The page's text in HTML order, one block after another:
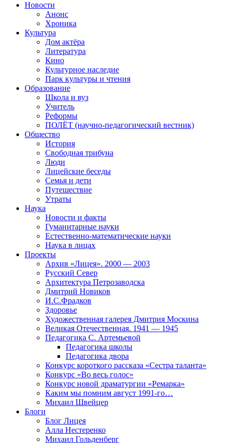
Новости
Анонс
Хроника
Культура
Дом актёра
Литература
Кино
Культурное наследие
Парк культуры и чтения
Образование
Школа и вуз
Учитель
Реформы
ПОЛЁТ (научно-педагогический вестник)
Общество
История
Свободная трибуна
Люди
Лицейские беседы
Семья и дети
Путешествие
Утраты
Наука
Новости и факты
Гуманитарные науки
Естественно-математические науки
Наука в лицах
Проекты
Архив «Лицея». 2000 — 2003
Русский Север
Архитектура Петрозаводска
Дмитрий Новиков
И.С.Фрадков
Здоровье
Художественная галерея Дмитрия Москина
Великая Отечественная. 1941 — 1945
Педагогика С. Артемьевой
Педагогика школы
Педагогика двора
Конкурс короткого рассказа «Сестра таланта»
Конкурс «Во весь голос»
Конкурс новой драматургии «Ремарка»
Каким мы помним август 1991-го…
Михаил Швейцер
Блоги
Блог Лицея
Алла Нестеренко
Михаил Гольденберг